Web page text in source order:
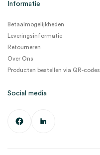
Informatie
Betaalmogelijkheden
Leveringsinformatie
Retourneren
Over Ons
Producten bestellen via QR-codes
Social media